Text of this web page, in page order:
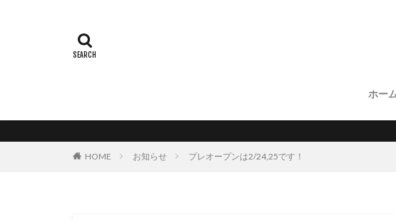
ホー
HOME お知らせ プレオープンは2/24,25です！